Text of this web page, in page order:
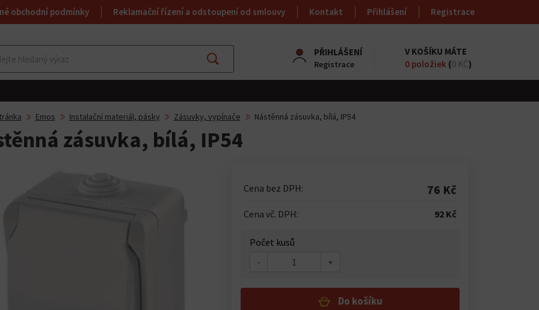
obchodní podmínky Reklamační řízení a odstoupení od smlouvy Kontakt Přihlášení Registrace
Najít
PŘIHLÁŠENÍ
Registrace
V KOŠÍKU MÁTE
0 položiek (0 KČ)
Emos Instalační materiál, pásky Zásuvky, vypínače Nástěnná zásuvka, bílá, IP54
zásuvka, bílá, IP54
Cena bez DPH: 76 Kč
Cena vč. DPH: 92 Kč
Počet kusů
- +
Do košíku